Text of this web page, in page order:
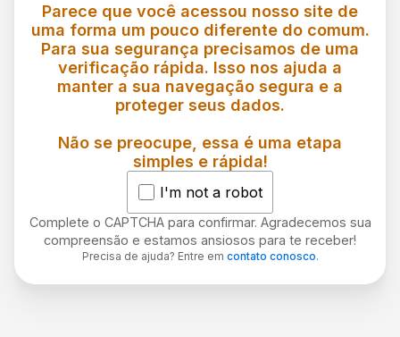
Parece que você acessou nosso site de
uma forma um pouco diferente do comum.
Para sua segurança precisamos de uma
verificação rápida. Isso nos ajuda a
manter a sua navegação segura e a
proteger seus dados.
Não se preocupe, essa é uma etapa
simples e rápida!
I'm not a robot
Complete o CAPTCHA para confirmar. Agradecemos sua
compreensão e estamos ansiosos para te receber!
Precisa de ajuda? Entre em contato conosco.